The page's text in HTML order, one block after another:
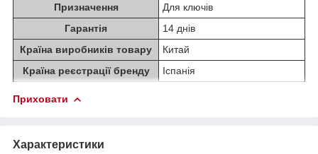
Призначення
Для ключів
Гарантія
14 днів
Країна виробників товару
Китай
Країна реєстрації бренду
Іспанія
Приховати
Характеристики